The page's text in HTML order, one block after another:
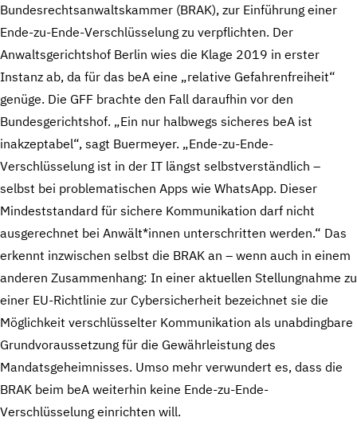
Bundesrechtsanwaltskammer (BRAK), zur Einführung einer
Ende-zu-Ende-Verschlüsselung zu verpflichten. Der
Anwaltsgerichtshof Berlin wies die Klage 2019 in erster
Instanz ab, da für das beA eine „relative Gefahrenfreiheit“
genüge. Die GFF brachte den Fall daraufhin vor den
Bundesgerichtshof. „Ein nur halbwegs sicheres beA ist
inakzeptabel“, sagt Buermeyer. „Ende-zu-Ende-
Verschlüsselung ist in der IT längst selbstverständlich –
selbst bei problematischen Apps wie WhatsApp. Dieser
Mindeststandard für sichere Kommunikation darf nicht
ausgerechnet bei Anwält*innen unterschritten werden.“ Das
erkennt inzwischen selbst die BRAK an – wenn auch in einem
anderen Zusammenhang: In einer aktuellen Stellungnahme zu
einer EU-Richtlinie zur Cybersicherheit bezeichnet sie die
Möglichkeit verschlüsselter Kommunikation als unabdingbare
Grundvoraussetzung für die Gewährleistung des
Mandatsgeheimnisses. Umso mehr verwundert es, dass die
BRAK beim beA weiterhin keine Ende-zu-Ende-
Verschlüsselung einrichten will.